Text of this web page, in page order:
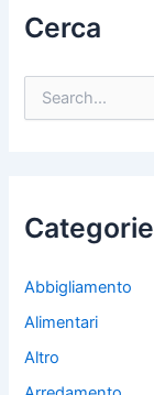
Cerca
Categorie
Abbigliamento
Alimentari
Altro